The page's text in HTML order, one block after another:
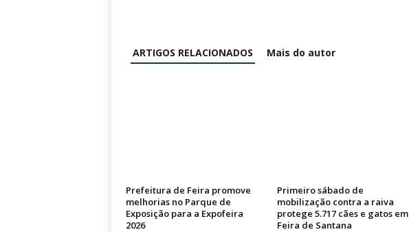
ARTIGOS RELACIONADOS Mais do autor
Prefeitura de Feira promove
melhorias no Parque de
Exposição para a Expofeira
2026
Primeiro sábado de
mobilização contra a raiva
protege 5.717 cães e gatos em
Feira de Santana